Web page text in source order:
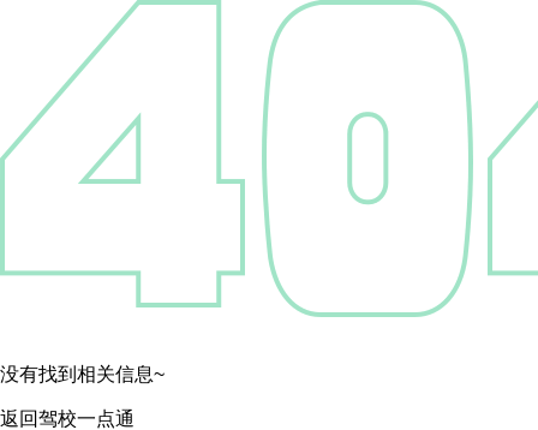
没有找到相关信息~
返回驾校一点通